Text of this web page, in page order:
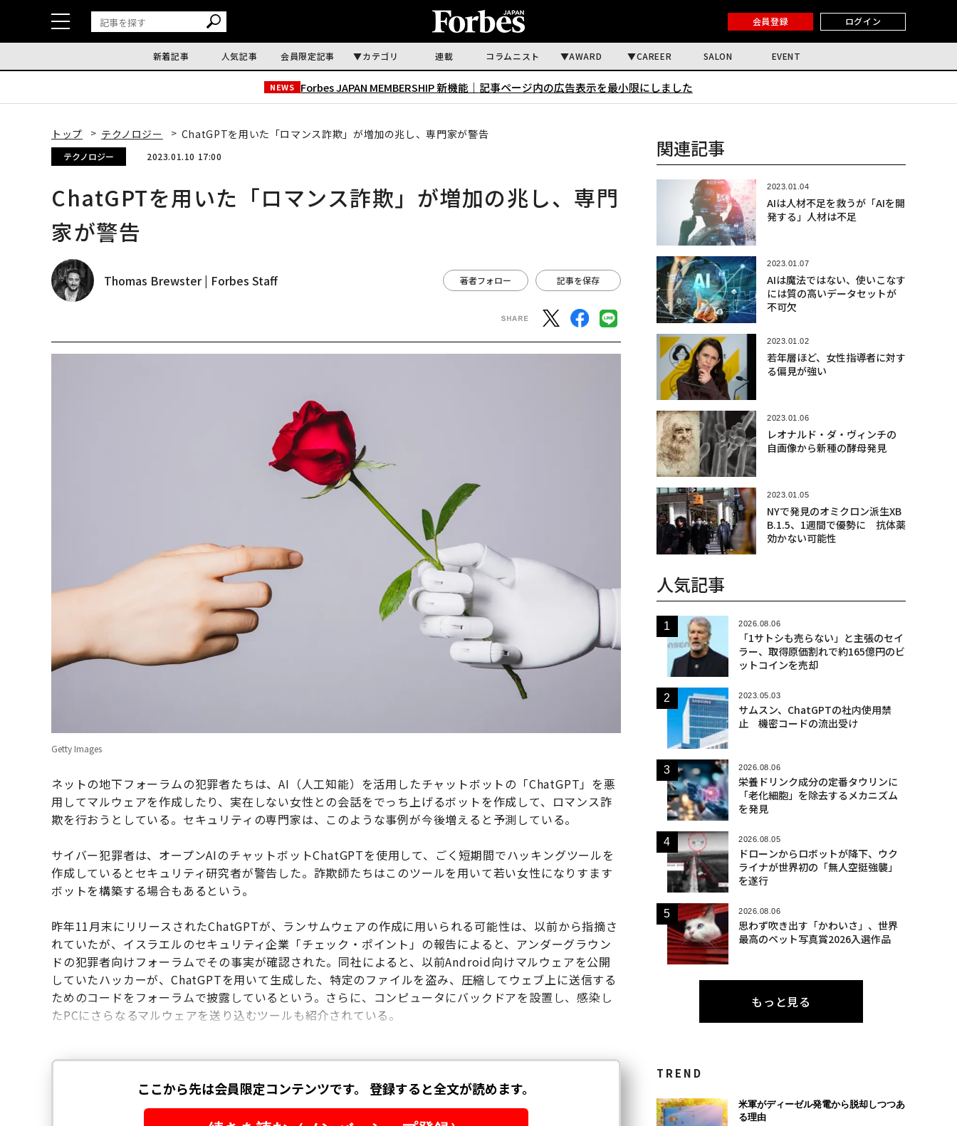
会員登録 ログイン
新着記事 人気記事 会員限定記事 カテゴリ 連載 コラムニスト AWARD CAREER SALON EVENT
NEWS Forbes JAPAN MEMBERSHIP 新機能｜ 記事ページ内の広告表示を最小限にしました
トップ テクノロジー ChatGPTを用いた「ロマンス詐欺」が増加の兆し、専門家が警告
テクノロジー 2023.01.10 17:00
ChatGPTを用いた「ロマンス詐欺」が増加の兆し、専門
家が警告
Thomas Brewster | Forbes Staff 著者フォロー 記事を保存
Getty Images
ネットの地下フォーラムの犯罪者たちは、AI（人工知能）を活用したチャットボットの「ChatGPT」を悪
用してマルウェアを作成したり、実在しない女性との会話をでっち上げるボットを作成して、ロマンス詐
欺を行おうとしている。セキュリティの専門家は、このような事例が今後増えると予測している。
サイバー犯罪者は、オープンAIのチャットボットChatGPTを使用して、ごく短期間でハッキングツールを
作成しているとセキュリティ研究者が警告した。詐欺師たちはこのツールを用いて若い女性になりすます
ボットを構築する場合もあるという。
昨年11月末にリリースされたChatGPTが、ランサムウェアの作成に用いられる可能性は、以前から指摘さ
れていたが、イスラエルのセキュリティ企業「チェック・ポイント」の報告によると、アンダーグラウン
ドの犯罪者向けフォーラムでその事実が確認された。同社によると、以前Android向けマルウェアを公開
していたハッカーが、ChatGPTを用いて生成した、特定のファイルを盗み、圧縮してウェブ上に送信する
ためのコードをフォーラムで披露しているという。さらに、コンピュータにバックドアを設置し、感染し
たPCにさらなるマルウェアを送り込むツールも紹介されている。
関連記事
2023.01.04
AIは人材不足を救うが「AIを開
発する」人材は不足
2023.01.07
AIは魔法ではない、使いこなす
には質の高いデータセットが
不可欠
2023.01.02
若年層ほど、女性指導者に対す
る偏見が強い
2023.01.06
レオナルド・ダ・ヴィンチの
自画像から新種の酵母発見
2023.01.05
NYで発見のオミクロン派生XB
B.1.5、1週間で優勢に 抗体薬
効かない可能性
人気記事
2026.08.06
「1サトシも売らない」と主張のセイ
ラー、取得原価割れで約165億円のビ
ットコインを売却
2023.05.03
サムスン、ChatGPTの社内使用禁
止 機密コードの流出受け
2026.08.06
栄養ドリンク成分の定番タウリンに
「老化細胞」を除去するメカニズム
を発見
2026.08.05
ドローンからロボットが降下、ウク
ライナが世界初の「無人空挺強襲」
を遂行
2026.08.06
思わず吹き出す「かわいさ」、世界
最高のペット写真賞2026入選作品
もっと見る
TREND
米軍がディーゼル発電から脱却しつつあ
る理由